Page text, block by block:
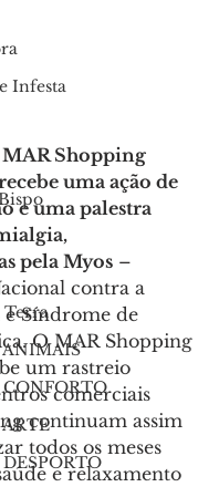
Infesta
Terra
ANIMAIS
MAR Shopping
uma ação de
e uma palestra
pela Myos –
contra a
Síndrome de
O MAR Shopping
um rastreio
comerciais
continuam assim
todos os meses
e relaxamento